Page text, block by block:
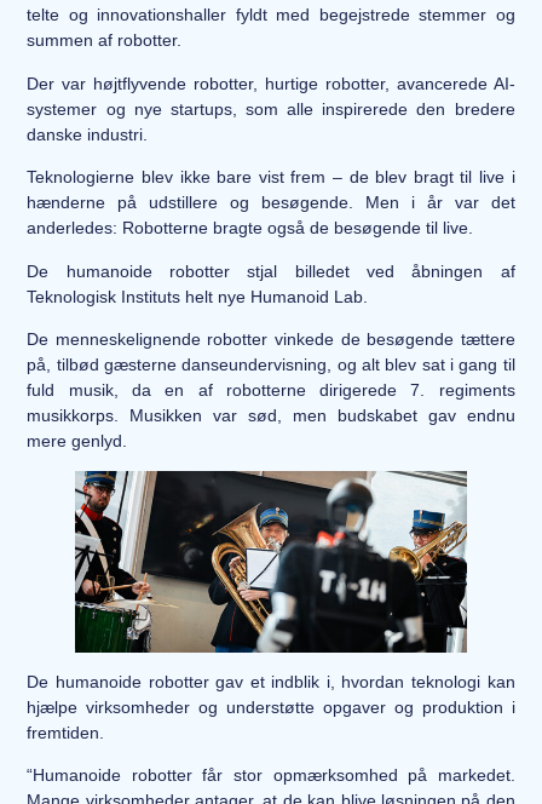
telte og innovationshaller fyldt med begejstrede stemmer og
summen af robotter.
Der var højtflyvende robotter, hurtige robotter, avancerede AI-
systemer og nye startups, som alle inspirerede den bredere
danske industri.
Teknologierne blev ikke bare vist frem – de blev bragt til live i
hænderne på udstillere og besøgende. Men i år var det
anderledes: Robotterne bragte også de besøgende til live.
De humanoide robotter stjal billedet ved åbningen af
Teknologisk Instituts helt nye Humanoid Lab.
De menneskelignende robotter vinkede de besøgende tættere
på, tilbød gæsterne danseundervisning, og alt blev sat i gang til
fuld musik, da en af robotterne dirigerede 7. regiments
musikkorps. Musikken var sød, men budskabet gav endnu
mere genlyd.
De humanoide robotter gav et indblik i, hvordan teknologi kan
hjælpe virksomheder og understøtte opgaver og produktion i
fremtiden.
“Humanoide robotter får stor opmærksomhed på markedet.